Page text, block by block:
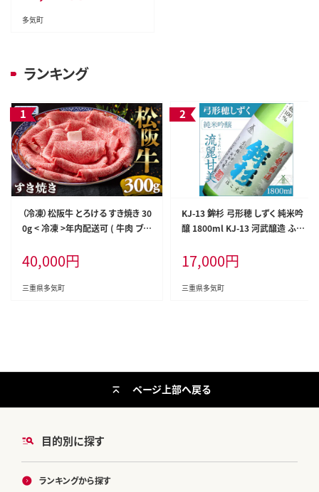
汁 健康 稀少 名産品 簡単 便利
個包装 粘り 冷凍 三重県 多気町
多気町
ランキング
（冷凍）松阪牛 とろける すき焼き 30
0g < 冷凍 >年内配送可 ( 牛肉 ブラ
坂牛 しゃぶしゃぶ 肩ロース 肩 霜
ふり肉 霜降りしゃぶしゃぶ 松阪牛
とろける 牛肉 しゃぶしゃぶ肉 自宅
40,000円
三重県多気町
KJ-13 鉾杉 弓形穂 しずく 純米吟
醸 1800ml KJ-13 河武醸造 ふる
山田錦 アルコール 15度 日本酒 清
酒 酒 国産 伊勢の国 ライスワイン
三重県 多気町
17,000円
三重県多気町
目的別に探す
ランキングから探す
ページ上部へ戻る